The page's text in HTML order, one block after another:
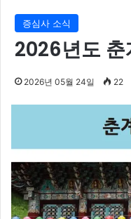
증심사 소식
2026년도 춘
2026년 05월 24일 22